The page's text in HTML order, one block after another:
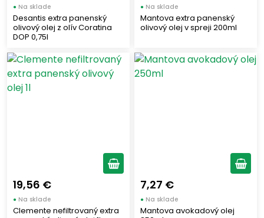
● Na sklade
Desantis extra panenský
olivový olej z olív Coratina
DOP 0,75l
● Na sklade
Mantova extra panenský
olivový olej v spreji 200ml
19,56 €
● Na sklade
Clemente nefiltrovaný extra
7,27 €
● Na sklade
Mantova avokadový olej